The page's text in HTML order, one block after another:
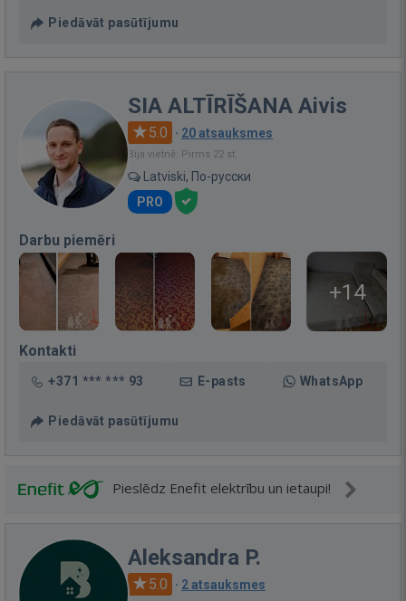
Piedāvāt pasūtījumu
SIA ALTĪRĪŠANA Aivis
5.0 · 20 atsauksmes
Bija vietnē: Pirms 22 st.
Latviski, По-русски
PRO
Darbu piemēri
+14
Kontakti
+371 *** *** 93 E-pasts WhatsApp
Piedāvāt pasūtījumu
Pieslēdz Enefit elektrību un ietaupi!
Aleksandra P.
5.0 · 2 atsauksmes